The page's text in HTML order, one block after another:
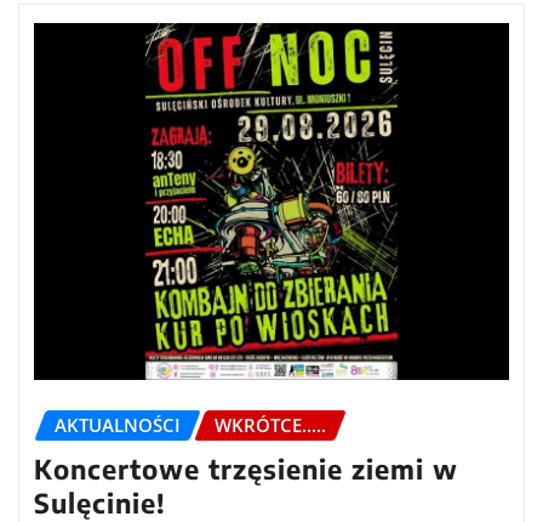
AKTUALNOŚCI WKRÓTCE.....
Koncertowe trzęsienie ziemi w
Sulęcinie!